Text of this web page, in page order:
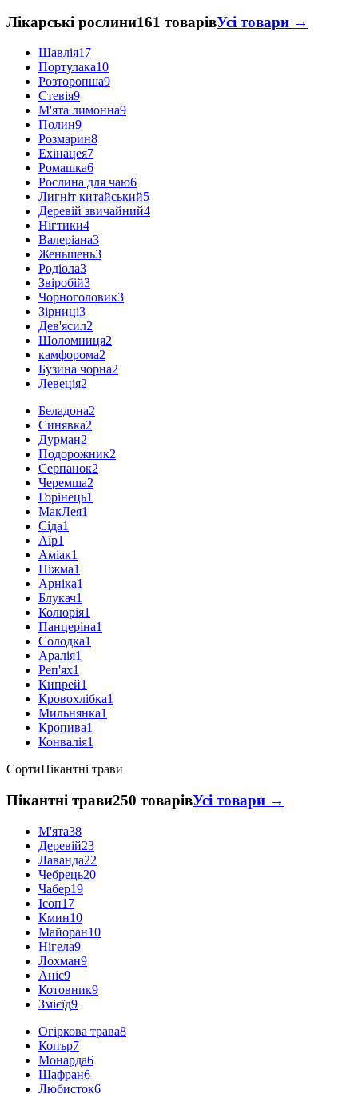
Лікарські рослини161 товарівУсі товари →
Шавлія17
Портулака10
Розторопша9
Стевія9
М'ята лимонна9
Полин9
Розмарин8
Ехінацея7
Ромашка6
Рослина для чаю6
Лигніт китайський5
Деревій звичайний4
Нігтики4
Валеріана3
Женьшень3
Родіола3
Звіробій3
Чорноголовик3
Зірниці3
Дев'ясил2
Шоломниця2
камфорома2
Бузина чорна2
Левеція2
Беладона2
Синявка2
Дурман2
Подорожник2
Серпанок2
Черемша2
Горінець1
МакЛея1
Сіда1
Аїр1
Аміак1
Піжма1
Арніка1
Блукач1
Колюрія1
Панцеріна1
Солодка1
Аралія1
Реп'ях1
Кипрей1
Кровохлібка1
Мильнянка1
Кропива1
Конвалія1
СортиПікантні трави
Пікантні трави250 товарівУсі товари →
М'ята38
Деревій23
Лаванда22
Чебрець20
Чабер19
Ісоп17
Кмин10
Майоран10
Нігела9
Лохман9
Аніс9
Котовник9
Змієїд9
Огіркова трава8
Копър7
Монарда6
Шафран6
Любисток6